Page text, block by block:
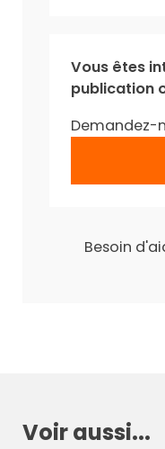
Vous êtes
publication
Demandez-
Besoin
Voir aussi...